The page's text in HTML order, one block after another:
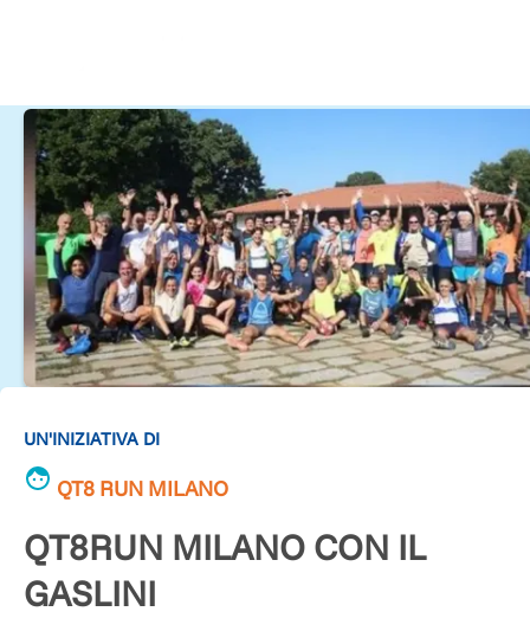
UN'INIZIATIVA DI
QT8 RUN MILANO
QT8RUN MILANO CON IL
GASLINI